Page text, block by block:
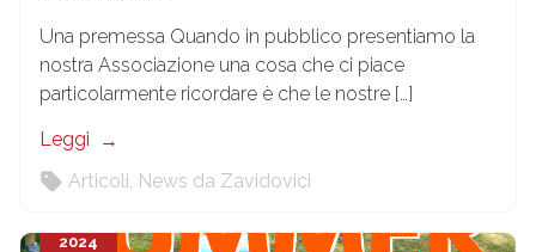
Una premessa Quando in pubblico presentiamo la
nostra Associazione una cosa che ci piace
particolarmente ricordare è che le nostre […]
Leggi
Articoli News da Zavidovici
17
2024